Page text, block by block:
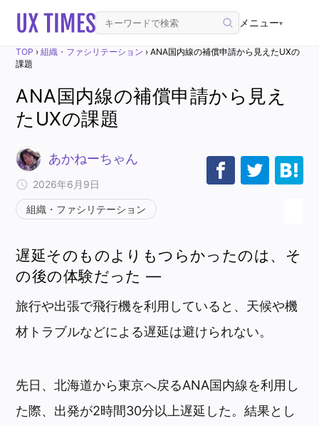
メニュー▾
TOP ›組織・ファシリテーション ›ANA国内線の補償申請から見えたUXの
課題
ANA国内線の補償申請から見え
たUXの課題
あかねーちゃん
2026年6月9日
組織・ファシリテーション
遅延そのものよりもつらかったのは、そ
の後の体験だった ―
旅行や出張で飛行機を利用していると、天候や機
材トラブルなどによる遅延は避けられない。
先日、北海道から東京へ戻るANA国内線を利用し
た際、出発が2時間30分以上遅延した。結果とし